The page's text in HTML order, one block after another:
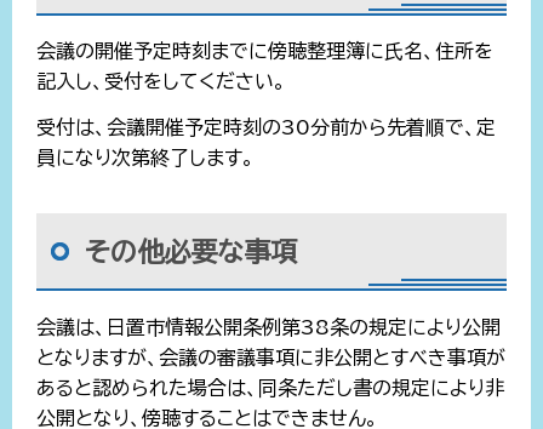
会議の開催予定時刻までに傍聴整理簿に氏名、住所を
記入し、受付をしてください。
受付は、会議開催予定時刻の30分前から先着順で、定
員になり次第終了します。
その他必要な事項
会議は、日置市情報公開条例第38条の規定により公開
となりますが、会議の審議事項に非公開とすべき事項が
あると認められた場合は、同条ただし書の規定により非
公開となり、傍聴することはできません。